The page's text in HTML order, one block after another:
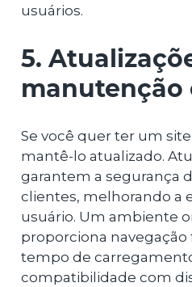
usuários.
5.
manutenção
Se você quer ter um
mantê-lo atualizado.
garantem a segurança
clientes, melhorando a
usuário. Um ambiente
proporciona navegação
tempo de
compatibilidade com